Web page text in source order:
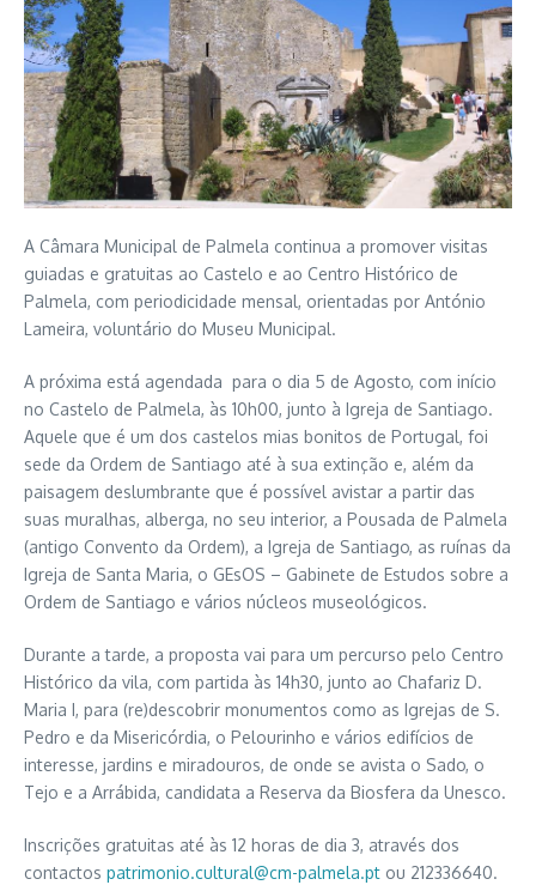
A Câmara Municipal de Palmela continua a promover visitas
guiadas e gratuitas ao Castelo e ao Centro Histórico de
Palmela, com periodicidade mensal, orientadas por António
Lameira, voluntário do Museu Municipal.
A próxima está agendada para o dia 5 de Agosto, com início
no Castelo de Palmela, às 10h00, junto à Igreja de Santiago.
Aquele que é um dos castelos mias bonitos de Portugal, foi
sede da Ordem de Santiago até à sua extinção e, além da
paisagem deslumbrante que é possível avistar a partir das
suas muralhas, alberga, no seu interior, a Pousada de Palmela
(antigo Convento da Ordem), a Igreja de Santiago, as ruínas da
Igreja de Santa Maria, o GEsOS – Gabinete de Estudos sobre a
Ordem de Santiago e vários núcleos museológicos.
Durante a tarde, a proposta vai para um percurso pelo Centro
Histórico da vila, com partida às 14h30, junto ao Chafariz D.
Maria I, para (re)descobrir monumentos como as Igrejas de S.
Pedro e da Misericórdia, o Pelourinho e vários edifícios de
interesse, jardins e miradouros, de onde se avista o Sado, o
Tejo e a Arrábida, candidata a Reserva da Biosfera da Unesco.
Inscrições gratuitas até às 12 horas de dia 3, através dos
contactos patrimonio.cultural@cm-palmela.pt ou 212336640.